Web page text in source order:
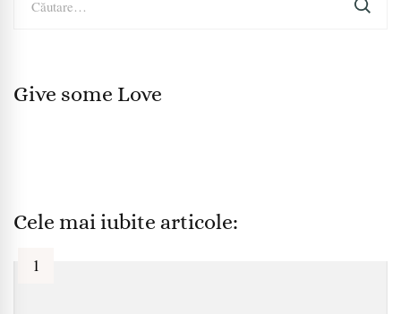
după:
Give some Love
Cele mai iubite articole: